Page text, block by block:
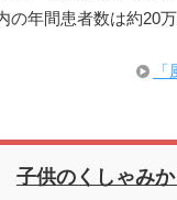
の年間患者数は約20
子供のくしゃみ